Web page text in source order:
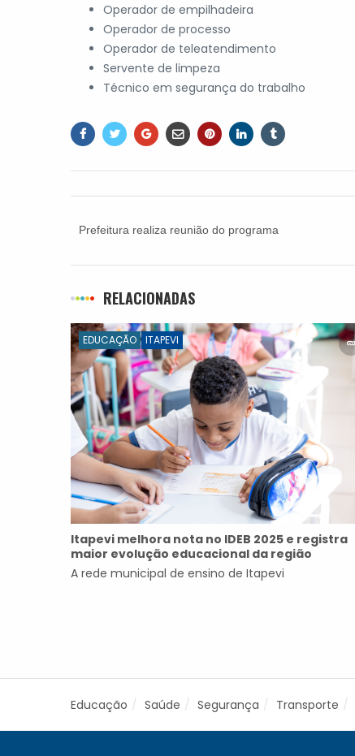
Operador de empilhadeira
Operador de processo
Operador de teleatendimento
Servente de limpeza
Técnico em segurança do trabalho
Prefeitura realiza reunião do programa
RELACIONADAS
EDUCAÇÃO ITAPEVI
Itapevi melhora nota no IDEB 2025 e registra
maior evolução educacional da região
A rede municipal de ensino de Itapevi
Educação Saúde Segurança Transporte